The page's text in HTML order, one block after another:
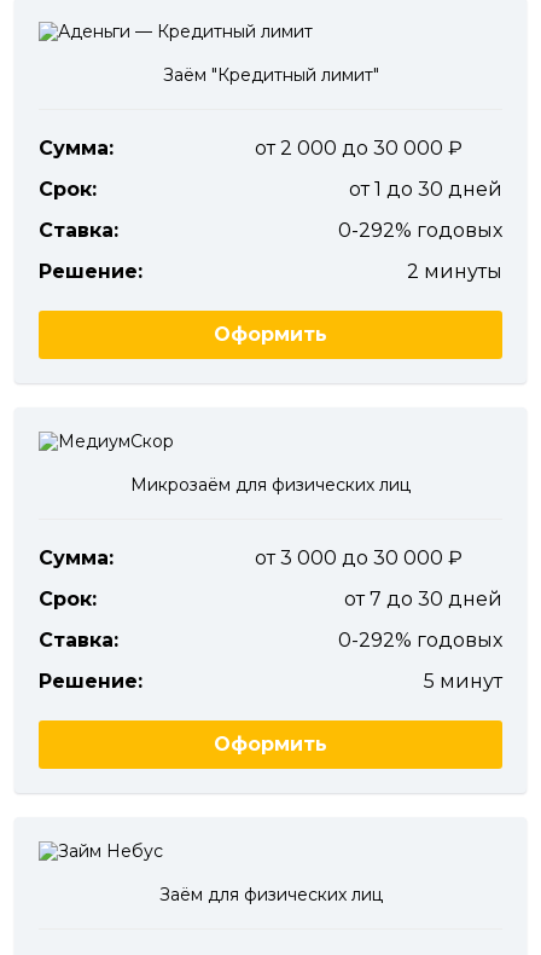
Заём "Кредитный лимит"
Сумма:
от 2 000 до 30 000
Срок:
от 1 до 30 дней
Ставка:
0-292% годовых
Решение:
2 минуты
Оформить
Микрозаём для физических лиц
Сумма:
от 3 000 до 30 000
Срок:
от 7 до 30 дней
Ставка:
0-292% годовых
Решение:
5 минут
Оформить
Заём для физических лиц